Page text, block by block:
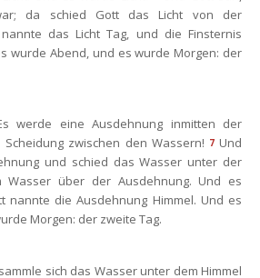
da schied Gott das Licht von der
das Licht Tag, und die Finsternis
wurde Abend, und es wurde Morgen: der
werde eine Ausdehnung inmitten der
zwischen den Wassern! 7 Und
und schied das Wasser unter der
Wasser über der Ausdehnung. Und es
nannte die Ausdehnung Himmel. Und es
Morgen: der zweite Tag.
sich das Wasser unter dem Himmel